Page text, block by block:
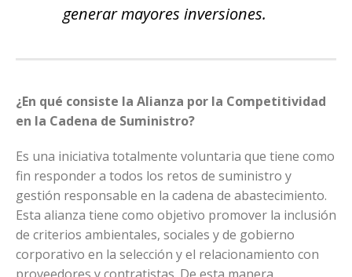
generar mayores inversiones.
¿En qué consiste la Alianza por la Competitividad
en la Cadena de Suministro?
Es una iniciativa totalmente voluntaria que tiene como
fin responder a todos los retos de suministro y
gestión responsable en la cadena de abastecimiento.
Esta alianza tiene como objetivo promover la inclusión
de criterios ambientales, sociales y de gobierno
corporativo en la selección y el relacionamiento con
proveedores y contratistas. De esta manera